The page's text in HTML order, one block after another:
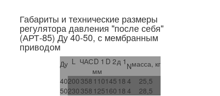
Габариты и технические размеры
регулятора давления "после себя"
(АРТ-85) Ду 40-50, с мембранным
приводом
Ду L ЧАСD 1 D 2д 1 Nмасса, кг
мм
40200 358 110145 18 4
25,5
50230 358 125160 18 4 28,5